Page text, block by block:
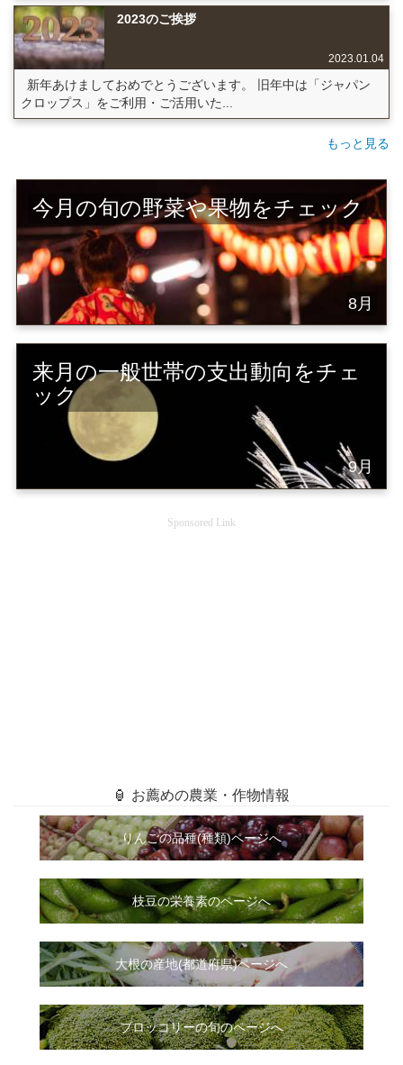
2023のご挨拶
2023.01.04
新年あけましておめでとうございます。 旧年中は「ジャパン
クロップス」をご利用・ご活用いた...
もっと見る
今月の旬の野菜や果物をチェック
8月
来月の一般世帯の支出動向をチェ
ック
9月
Sponsored Link
🏮 お薦めの農業・作物情報
りんごの品種(種類)ページへ
枝豆の栄養素のページへ
大根の産地(都道府県)ページへ
ブロッコリーの旬のページへ